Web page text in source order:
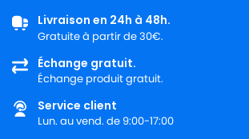
LG-
GOLDSTAR
LG-GOLDSTAR TURBO
LG-
GOLDSTAR
LG-GOLDSTAR TURBO
LG-
LG-GOLDSTAR TURBO
Livraison en 24h à 48h.
Gratuite à partir de 30€.
Échange gratuit.
Échange produit gratuit.
Service client
Lun. au vend. de 9:00-17:00